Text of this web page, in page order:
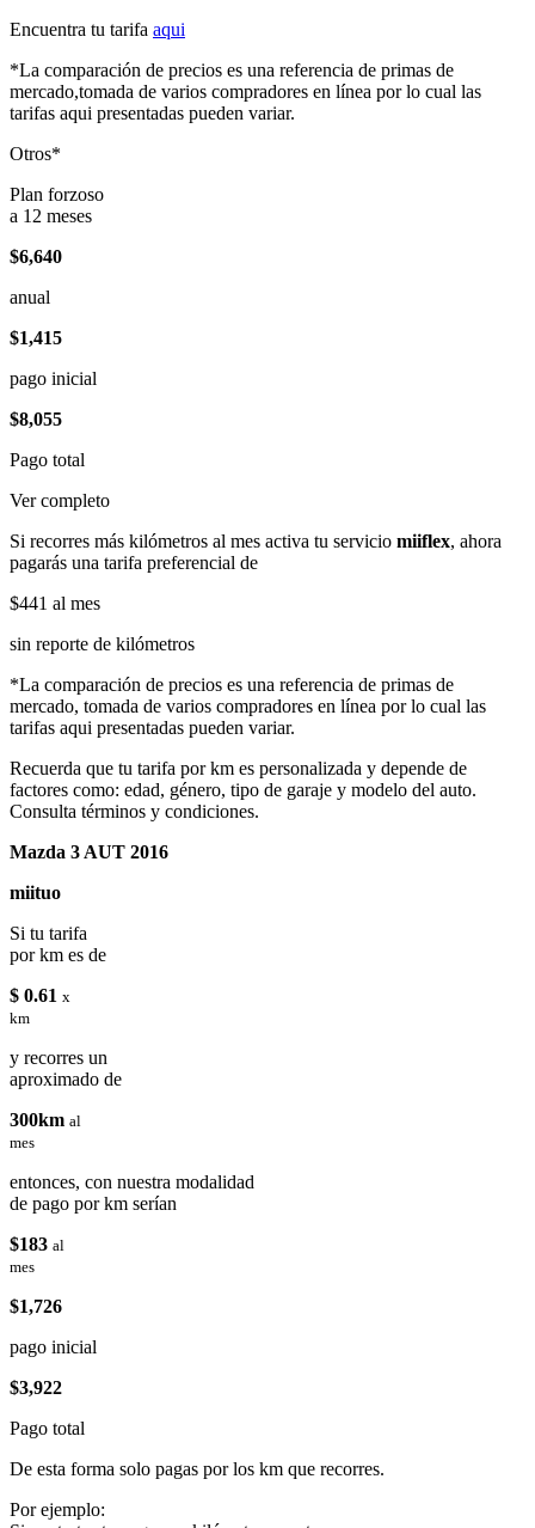
Encuentra tu tarifa aqui
*La comparación de precios es una referencia de primas de
mercado,tomada de varios compradores en línea por lo cual las
tarifas aqui presentadas pueden variar.
Otros*
Plan forzoso
a 12 meses
$6,640
anual
$1,415
pago inicial
$8,055
Pago total
Ver completo
Si recorres más kilómetros al mes activa tu servicio miiflex, ahora
pagarás una tarifa preferencial de
$441 al mes
sin reporte de kilómetros
*La comparación de precios es una referencia de primas de
mercado, tomada de varios compradores en línea por lo cual las
tarifas aqui presentadas pueden variar.
Recuerda que tu tarifa por km es personalizada y depende de
factores como: edad, género, tipo de garaje y modelo del auto.
Consulta términos y condiciones.
Mazda 3 AUT 2016
miituo
Si tu tarifa
por km es de
$ 0.61 x
km
y recorres un
aproximado de
300km al
mes
entonces, con nuestra modalidad
de pago por km serían
$183 al
mes
$1,726
pago inicial
$3,922
Pago total
De esta forma solo pagas por los km que recorres.
Por ejemplo: